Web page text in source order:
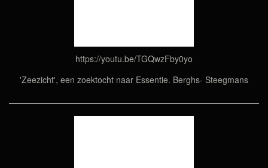
https://youtu.be/TGQwzFby0yo
'Zeezicht', een zoektocht naar Essentie. Berghs- Steegmans